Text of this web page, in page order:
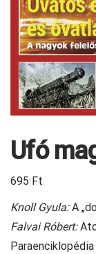
Ufó
695 Ft
Knoll Gyula:A
Falvai Róbert:
Paraenciklopédia